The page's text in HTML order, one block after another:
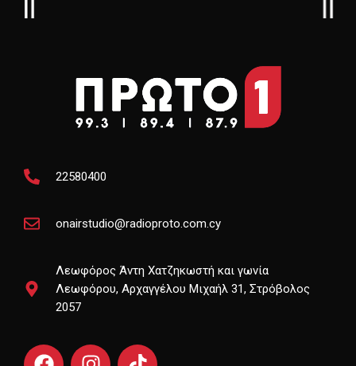
22580400
onairstudio@radioproto.com.cy
Λεωφόρος Άντη Χατζηκωστή και γωνία
Λεωφόρου, Αρχαγγέλου Μιχαήλ 31, Στρόβολος
2057